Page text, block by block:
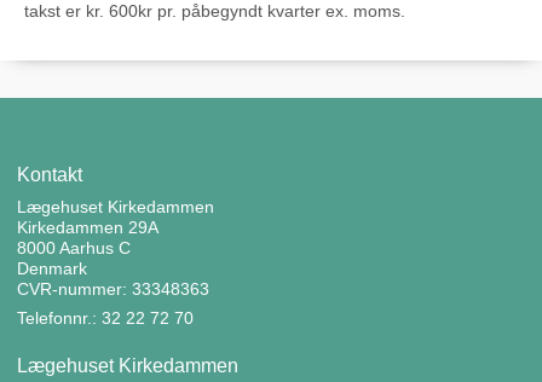
takst er kr. 600kr pr. påbegyndt kvarter ex. moms.
Kontakt
Lægehuset Kirkedammen
Kirkedammen 29A
8000 Aarhus C
Denmark
CVR-nummer: 33348363
Telefonnr.: 32 22 72 70
Lægehuset Kirkedammen